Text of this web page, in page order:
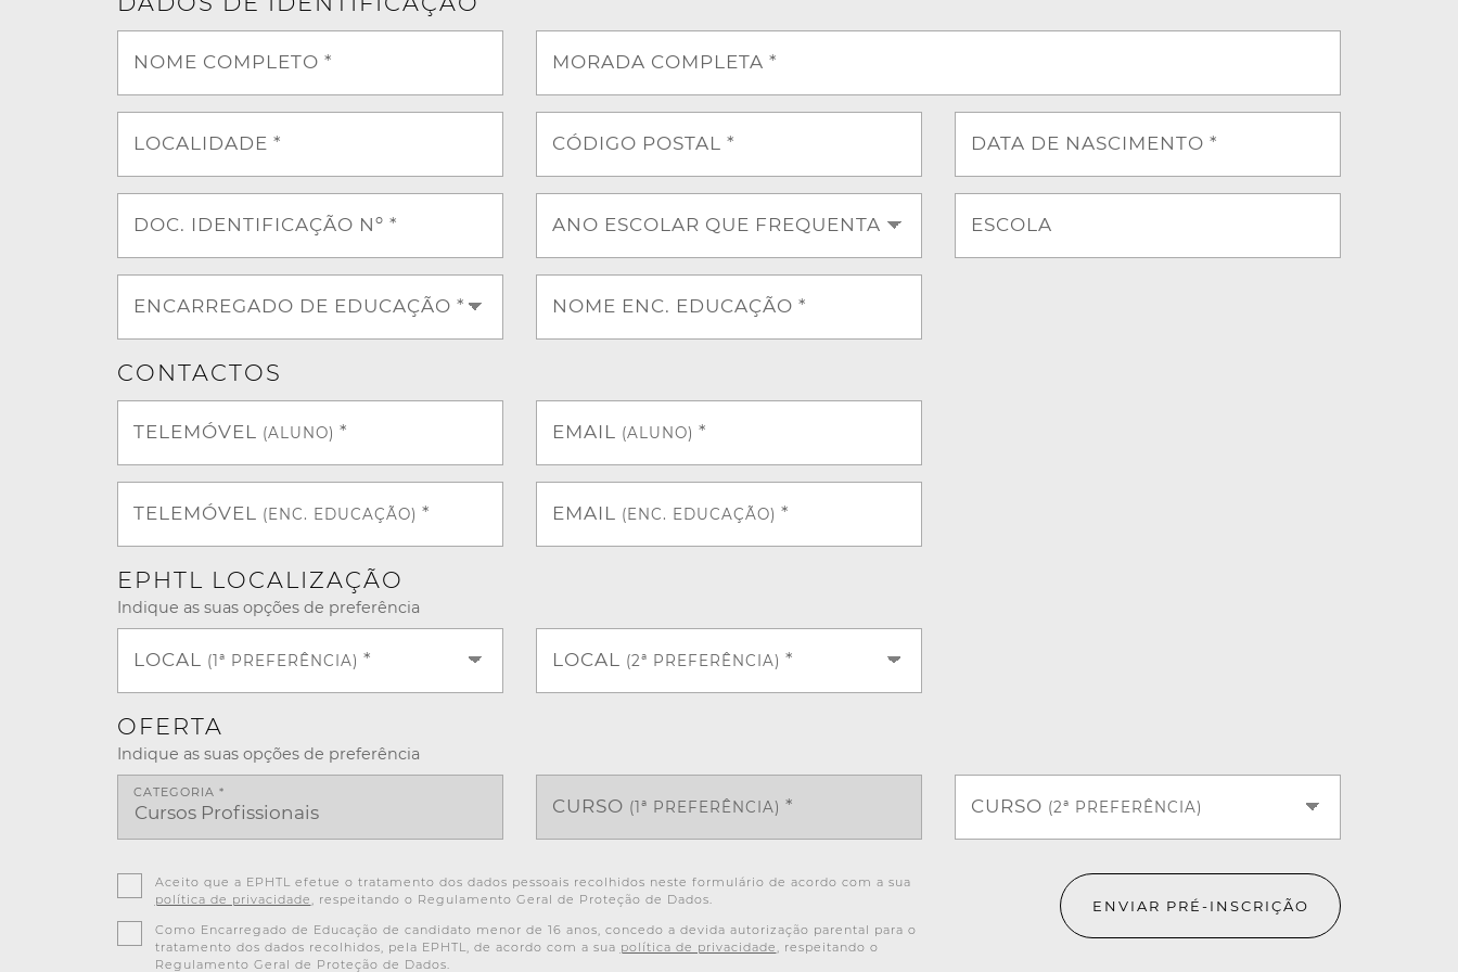
NOME COMPLETO * MORADA COMPLETA *
LOCALIDADE * CÓDIGO POSTAL * DATA DE NASCIMENTO *
DOC. IDENTIFICAÇÃO Nº * ANO ESCOLAR QUE FREQUENTA ESCOLA
ENCARREGADO DE EDUCAÇÃO * NOME ENC. EDUCAÇÃO *
CONTACTOS
TELEMÓVEL (ALUNO) * EMAIL (ALUNO) *
TELEMÓVEL (ENC. EDUCAÇÃO) * EMAIL (ENC. EDUCAÇÃO) *
EPHTL LOCALIZAÇÃO
Indique as suas opções de preferência
LOCAL (1ª PREFERÊNCIA) * LOCAL (2ª PREFERÊNCIA) *
OFERTA
Indique as suas opções de preferência
CATEGORIA *
CURSO (1ª PREFERÊNCIA) * CURSO (2ª PREFERÊNCIA)
Aceito que a EPHTL efetue o tratamento dos dados pessoais recolhidos neste formulário de acordo com a sua
política de privacidade
, respeitando o Regulamento Geral de Proteção de Dados.
Como Encarregado de Educação de candidato menor de 16 anos, concedo a devida autorização parental para o
tratamento dos dados recolhidos, pela EPHTL, de acordo com a sua política de privacidade
, respeitando o
Regulamento Geral de Proteção de Dados.
ENVIAR PRÉ-INSCRIÇÃO